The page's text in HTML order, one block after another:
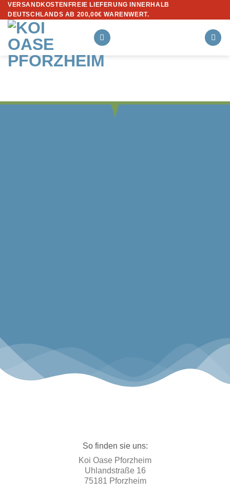
Zum
Inhalt
springen
VERSANDKOSTENFREIE LIEFERUNG INNERHALB
DEUTSCHLANDS AB 200,00€ WARENWERT.
Koi sind vom kostenfreien Versand ausgenommen, die Versandkosten
werden je nach Gewicht gesondert in Rechnung gestellt.
So finden sie uns:
Koi Oase Pforzheim
Uhlandstraße 16
75181 Pforzheim